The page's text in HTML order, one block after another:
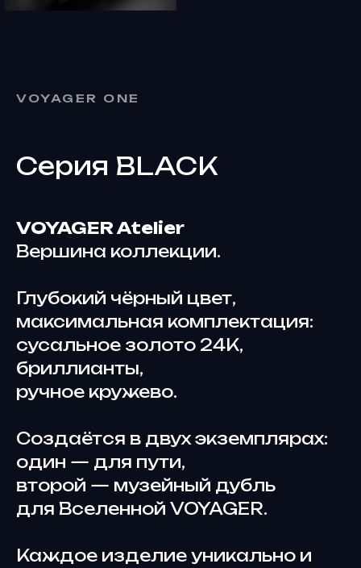
VOYAGER ONE
Серия BLACK
VOYAGER Atelier
Вершина коллекции.
Глубокий чёрный цвет,
максимальная комплектация:
сусальное золото 24К,
бриллианты,
ручное кружево.
Создаётся в двух экземплярах:
один — для пути,
второй — музейный дубль
для Вселенной VOYAGER.
Каждое изделие уникально и